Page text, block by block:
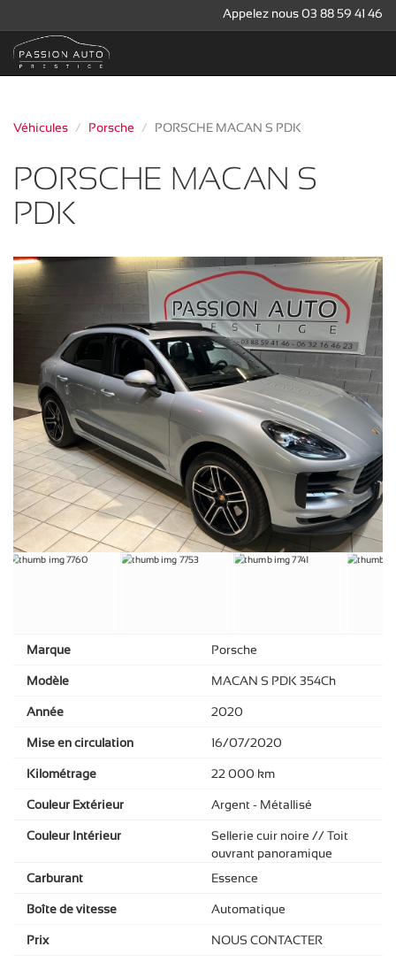
Appelez nous 03 88 59 41 46
Véhicules Porsche PORSCHE MACAN S PDK
PORSCHE MACAN S
PDK
Marque Porsche
Modèle MACAN S PDK 354Ch
Année 2020
Mise en circulation 16/07/2020
Kilométrage 22 000 km
Couleur Extérieur Argent - Métallisé
Couleur Intérieur
Sellerie cuir noire // Toit
ouvrant panoramique
Carburant
Essence
Boîte de vitesse Automatique
Prix NOUS CONTACTER